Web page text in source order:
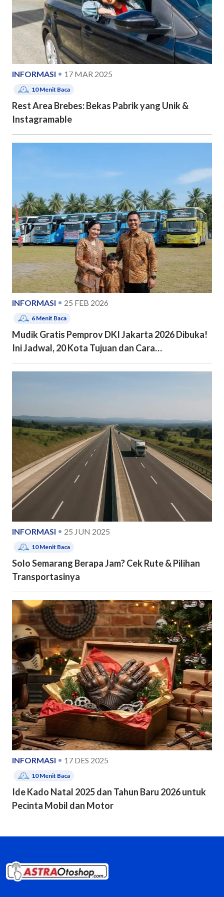
INFORMASI 17 MAR 2025
10Menit Baca
Rest Area Brebes: Bekas Pabrik yang Unik &
Instagramable
INFORMASI 25 FEB 2026
6 Menit Baca
Mudik Gratis Pemprov DKI Jakarta 2026 Dibuka!
Ini Jadwal, 20 Kota Tujuan dan Cara
Pendaftarannya
INFORMASI 25 JUN 2025
10Menit Baca
Solo Semarang Berapa Jam? Cek Rute & Pilihan
Transportasinya
INFORMASI 17 DES 2025
10Menit Baca
Ide Kado Natal 2025 dan Tahun Baru 2026 untuk
Pecinta Mobil dan Motor